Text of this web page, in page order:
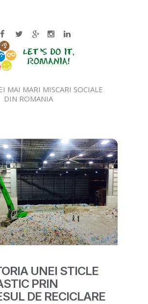
MAI MARI MISCARI SOCIALE
DIN ROMANIA
UNEI STICLE
PRIN
DE RECICLARE